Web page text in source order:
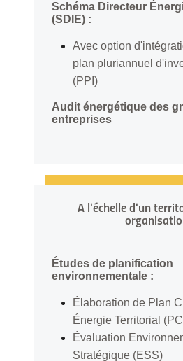
Schéma Directeur
(SDIE) :
Avec option
plan pluriannuel
(PPI)
Audit énergétique des
entreprises
A l'échelle d'un
Études de planification
environnementale :
Élaboration de Plan
Énergie Territorial
Évaluation
Stratégique (ESS)